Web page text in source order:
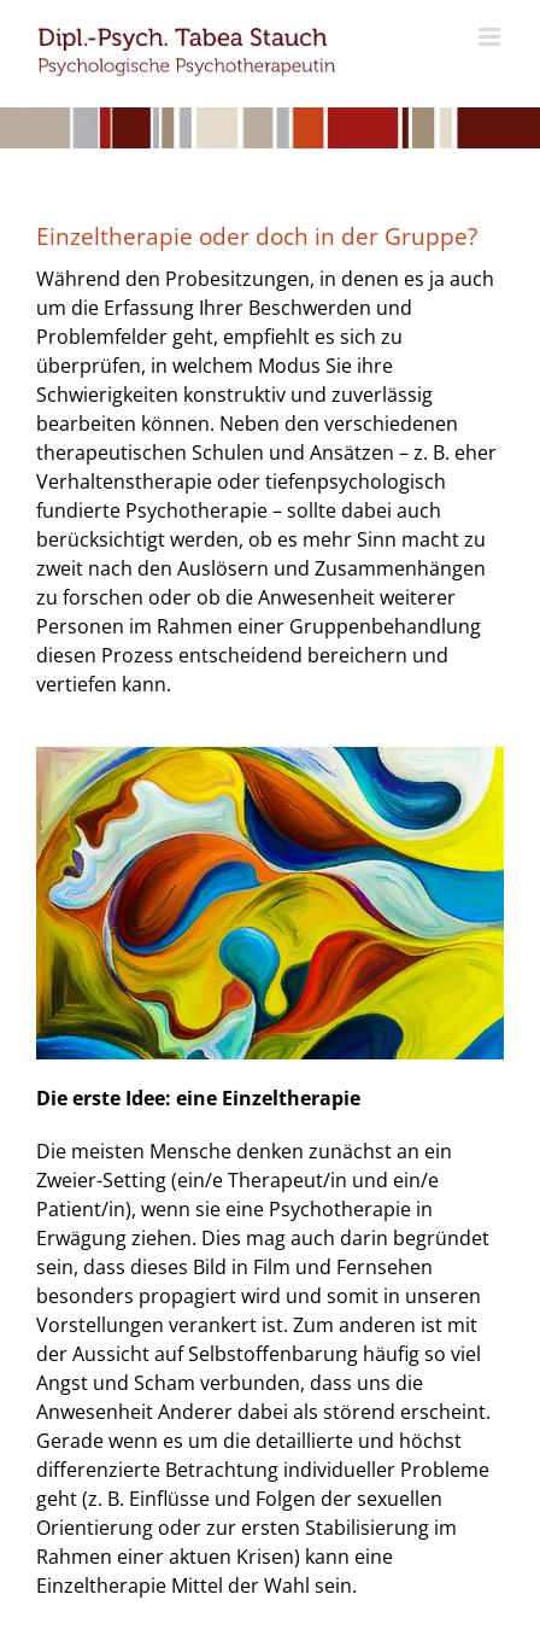
Inhalt
springen
Einzeltherapie oder doch in der Gruppe?
Während den Probesitzungen, in denen es ja auch
um die Erfassung Ihrer Beschwerden und
Problemfelder geht, empfiehlt es sich zu
überprüfen, in welchem Modus Sie ihre
Schwierigkeiten konstruktiv und zuverlässig
bearbeiten können. Neben den verschiedenen
therapeutischen Schulen und Ansätzen – z. B. eher
Verhaltenstherapie oder tiefenpsychologisch
fundierte Psychotherapie – sollte dabei auch
berücksichtigt werden, ob es mehr Sinn macht zu
zweit nach den Auslösern und Zusammenhängen
zu forschen oder ob die Anwesenheit weiterer
Personen im Rahmen einer Gruppenbehandlung
diesen Prozess entscheidend bereichern und
vertiefen kann.
Die erste Idee: eine Einzeltherapie
Die meisten Mensche denken zunächst an ein
Zweier-Setting (ein/e Therapeut/in und ein/e
Patient/in), wenn sie eine Psychotherapie in
Erwägung ziehen. Dies mag auch darin begründet
sein, dass dieses Bild in Film und Fernsehen
besonders propagiert wird und somit in unseren
Vorstellungen verankert ist. Zum anderen ist mit
der Aussicht auf Selbstoffenbarung häufig so viel
Angst und Scham verbunden, dass uns die
Anwesenheit Anderer dabei als störend erscheint.
Gerade wenn es um die detaillierte und höchst
differenzierte Betrachtung individueller Probleme
geht (z. B. Einflüsse und Folgen der sexuellen
Orientierung oder zur ersten Stabilisierung im
Rahmen einer aktuen Krisen) kann eine
Einzeltherapie Mittel der Wahl sein.